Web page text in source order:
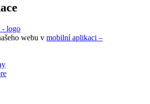
webu v mobilní aplikaci –